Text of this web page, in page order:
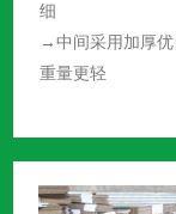
细
→中间采用加厚优
重量更轻